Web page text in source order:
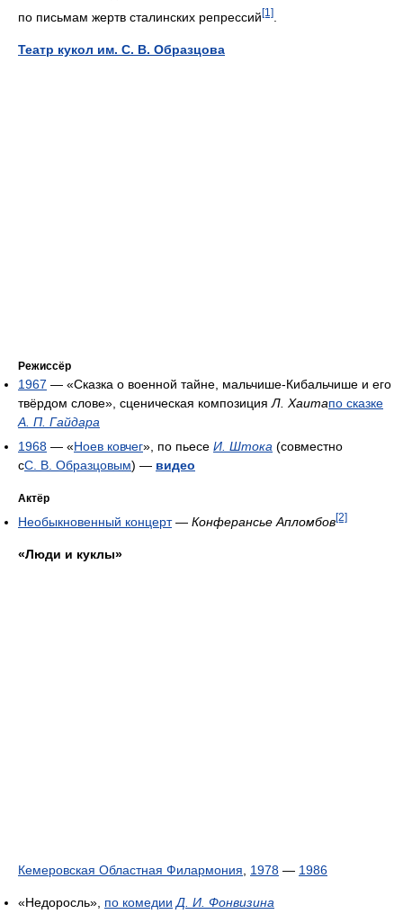
по письмам жертв сталинских репрессий [1]
Театр кукол им. С. В. Образцова
Режиссёр
1967 — «Сказка о военной тайне, мальчише-Кибальчише и его
твёрдом слове», сценическая композиция Л. Хаитапо сказке
А. П. Гайдара
1968 — «Ноев ковчег», по пьесе И. Штока (совместно
сС. В. Образцовым) — видео
Актёр
Необыкновенный концерт— Конферансье Апломбов[2]
«Люди и куклы»
Кемеровская Областная Филармония 1978 — 1986
«Недоросль», по комедии Д. И. Фонвизина